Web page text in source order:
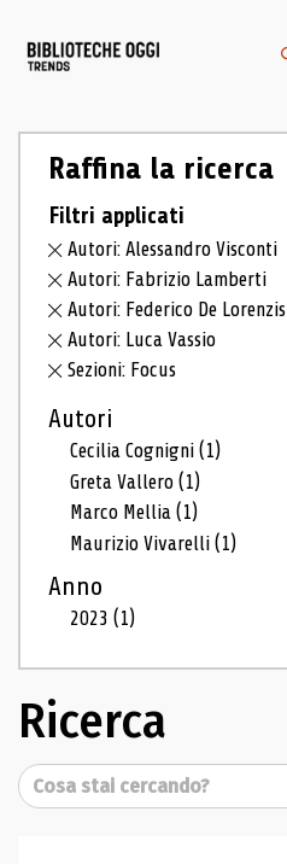
Raffina la ricerca
Filtri applicati
Autori: Alessandro Visconti
Autori: Fabrizio Lamberti
Autori: Federico De Lorenzis
Autori: Luca Vassio
Sezioni: Focus
Autori
Cecilia Cognigni(1)
Greta Vallero(1)
Marco Mellia(1)
Maurizio Vivarelli(1)
Anno
2023(1)
Ricerca
Cerca